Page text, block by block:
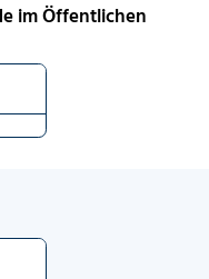
im Öffentlichen